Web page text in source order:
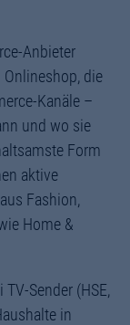
Anbieter
Onlineshop, die
Kanäle –
und wo sie
Form
aktive
Fashion,
Home &
Sender (HSE,
in